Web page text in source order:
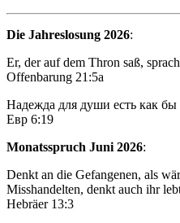
Die Jahreslosung 2026:
Er, der auf dem Thron saß,
Offenbarung 21:5a
Надежда для души есть как
Евр 6:19
Monatsspruch Juni 2026:
Denkt an die Gefangenen, als
Misshandelten, denkt auch ihr
Hebräer 13:3